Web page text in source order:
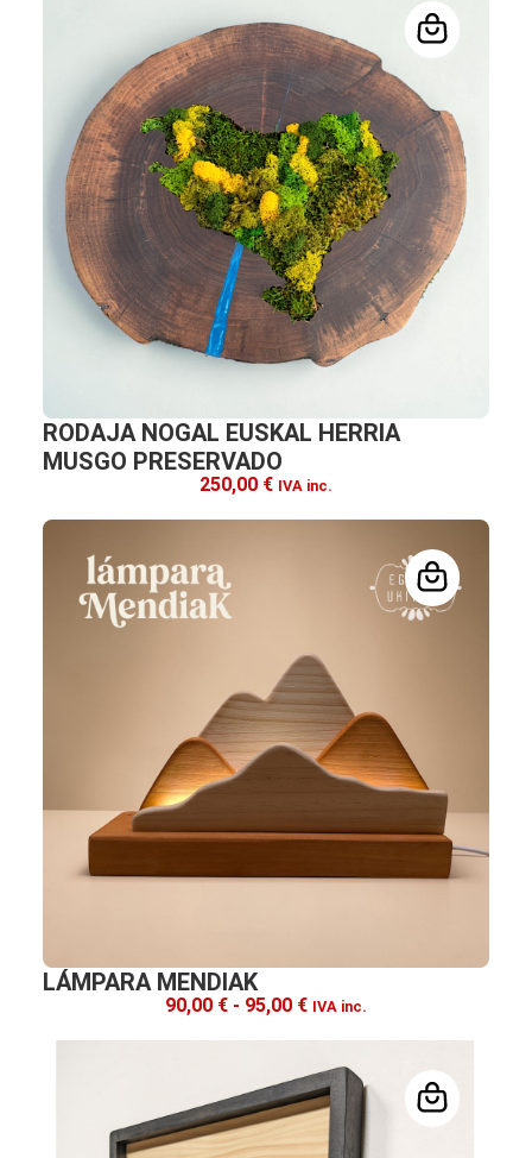
RODAJA NOGAL EUSKAL HERRIA
MUSGO PRESERVADO
250,00 € IVA inc.
LÁMPARA MENDIAK
90,00 € - 95,00 € IVA inc.